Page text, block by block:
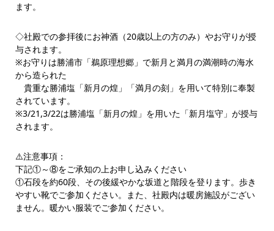
ます。
◇社殿での参拝後にお神酒（20歳以上の方のみ）やお守りが授
与されます。
※お守りは勝浦市「鵜原理想郷」で新月と満月の満潮時の海水
から造られた
貴重な勝浦塩「新月の煌」「満月の刻」を用いて特別に奉製
されています。
※3/21,3/22は勝浦塩「新月の煌」を用いた「新月塩守」が授与
されます。
⚠️注意事項：
下記①～⑧をご承知の上お申し込みください
①石段を約60段、その後緩やかな坂道と階段を登ります。歩き
やすい靴でご参加ください。また、社殿内は暖房施設がござい
ません。暖かい服装でご参加ください。